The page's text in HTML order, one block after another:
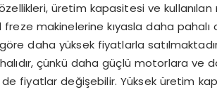
üretim kapasitesi ve
makinelerine kıyasla daha pahalı
daha yüksek fiyatlarla
çünkü daha güçlü motorlara ve
fiyatlar değişebilir. Yüksek üretim